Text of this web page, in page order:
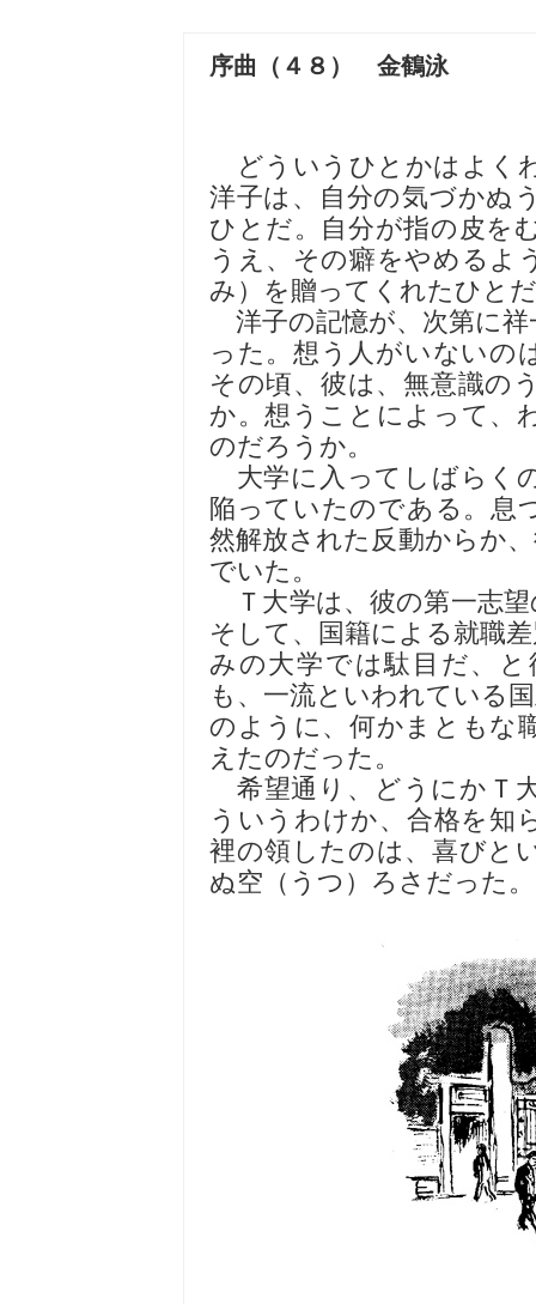
序曲（４８） 金鶴泳
どういうひとかはよく
洋子は、自分の気づかぬ
ひとだ。自分が指の皮を
うえ、その癖をやめるよ
み）を贈ってくれたひと
洋子の記憶が、次第に
った。想う人がいないの
その頃、彼は、無意識の
か。想うことによって、
のだろうか。
大学に入ってしばらく
陥っていたのである。息
然解放された反動からか
でいた。
Ｔ大学は、彼の第一志
そして、国籍による就職
みの大学では駄目だ、
も、一流といわれている
のように、何かまともな
えたのだった。
希望通り、どうにかＴ
ういうわけか、合格を知
裡の領したのは、喜びと
ぬ空（うつ）ろさだった。